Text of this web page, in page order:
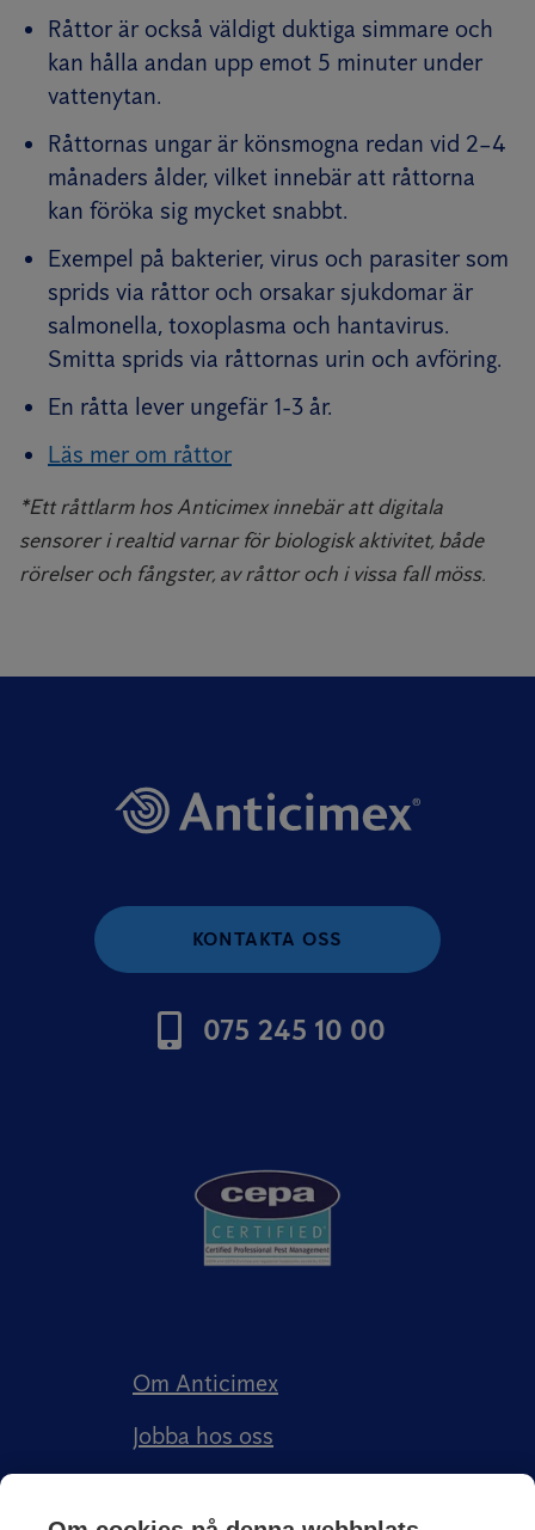
Råttor är också väldigt duktiga simmare och
kan hålla andan upp emot 5 minuter under
vattenytan.
Råttornas ungar är könsmogna redan vid 2–4
månaders ålder, vilket innebär att råttorna
kan föröka sig mycket snabbt.
Exempel på bakterier, virus och parasiter som
sprids via råttor och orsakar sjukdomar är
salmonella, toxoplasma och hantavirus.
Smitta sprids via råttornas urin och avföring.
En råtta lever ungefär 1-3 år.
Läs mer om råttor
*Ett råttlarm hos Anticimex innebär att digitala
sensorer i realtid varnar för biologisk aktivitet, både
rörelser och fångster, av råttor och i vissa fall möss.
KONTAKTA OSS
075 245 10 00
Om Anticimex
Jobba hos oss